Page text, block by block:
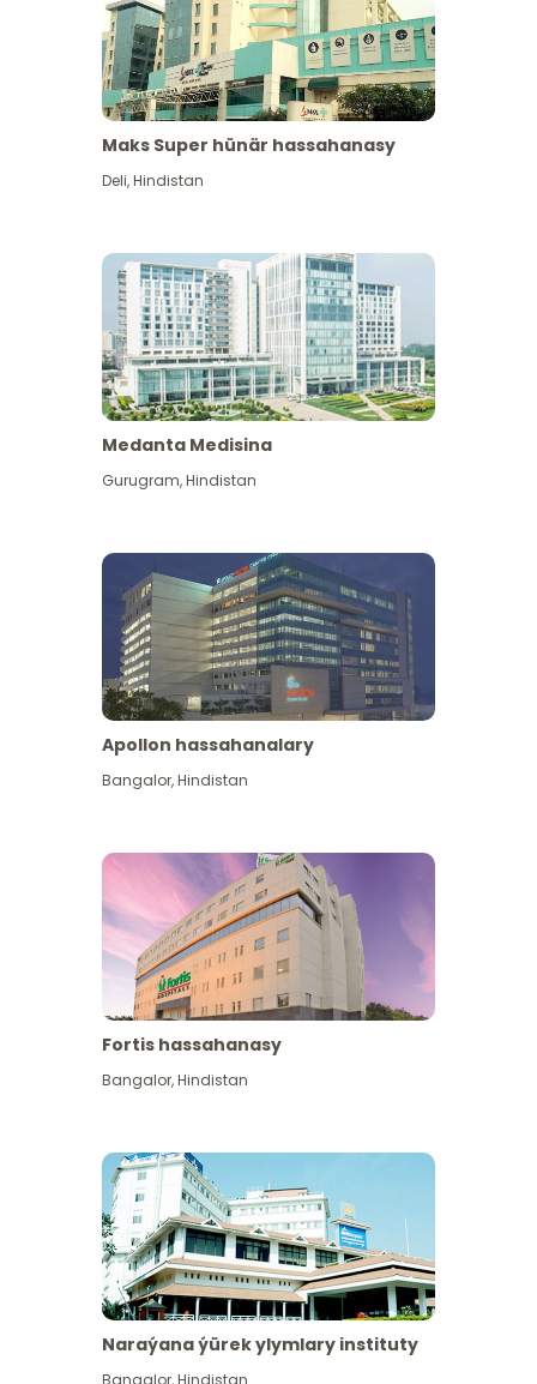
Has giňişleýin gör
Maks Super hünär hassahanasy
Deli,Hindistan
Medanta Medisina
Gurugram,Hindistan
Apollon hassahanalary
Bangalor,Hindistan
Fortis hassahanasy
Bangalor,Hindistan
Naraýana ýürek ylymlary instituty
Bangalor,Hindistan